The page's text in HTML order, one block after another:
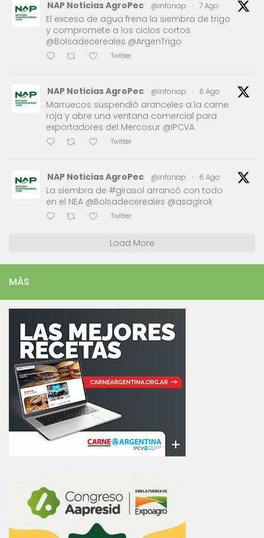
NAP Noticias AgroPec @infonap · 7 Ago
El exceso de agua frena la siembra de trigo
y compromete a los ciclos cortos
@Bolsadecereales @ArgenTrigo
Twitter
NAP Noticias AgroPec @infonap · 6 Ago
Marruecos suspendió aranceles a la carne
roja y abre una ventana comercial para
exportadores del Mercosur @IPCVA
Twitter
NAP Noticias AgroPec @infonap · 6 Ago
La siembra de #girasol arrancó con todo
en el NEA @Bolsadecereales @asagirok
Twitter
Load More
MÁS